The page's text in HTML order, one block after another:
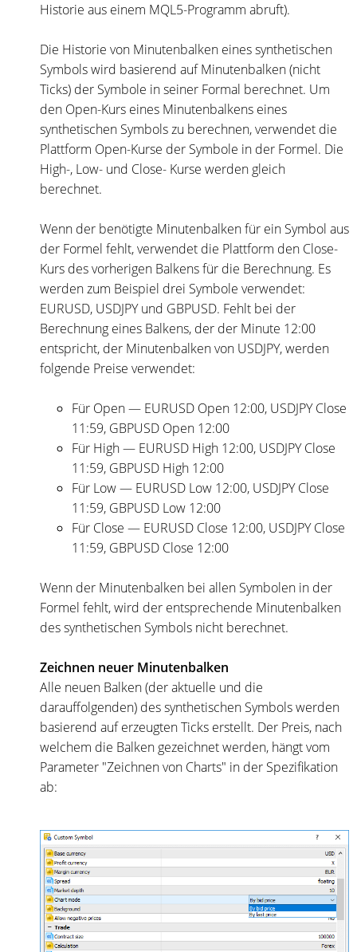
Historie aus einem MQL5-Programm abruft).
Die Historie von Minutenbalken eines synthetischen
Symbols wird basierend auf Minutenbalken (nicht
Ticks) der Symbole in seiner Formal berechnet. Um
den Open-Kurs eines Minutenbalkens eines
synthetischen Symbols zu berechnen, verwendet die
Plattform Open-Kurse der Symbole in der Formel. Die
High-, Low- und Close- Kurse werden gleich
berechnet.
Wenn der benötigte Minutenbalken für ein Symbol aus
der Formel fehlt, verwendet die Plattform den Close-
Kurs des vorherigen Balkens für die Berechnung. Es
werden zum Beispiel drei Symbole verwendet:
EURUSD, USDJPY und GBPUSD. Fehlt bei der
Berechnung eines Balkens, der der Minute 12:00
entspricht, der Minutenbalken von USDJPY, werden
folgende Preise verwendet:
Für Open — EURUSD Open 12:00, USDJPY Close
11:59, GBPUSD Open 12:00
Für High — EURUSD High 12:00, USDJPY Close
11:59, GBPUSD High 12:00
Für Low — EURUSD Low 12:00, USDJPY Close
11:59, GBPUSD Low 12:00
Für Close — EURUSD Close 12:00, USDJPY Close
11:59, GBPUSD Close 12:00
Wenn der Minutenbalken bei allen Symbolen in der
Formel fehlt, wird der entsprechende Minutenbalken
des synthetischen Symbols nicht berechnet.
Zeichnen neuer Minutenbalken
Alle neuen Balken (der aktuelle und die
darauffolgenden) des synthetischen Symbols werden
basierend auf erzeugten Ticks erstellt. Der Preis, nach
welchem die Balken gezeichnet werden, hängt vom
Parameter "Zeichnen von Charts" in der Spezifikation
ab: